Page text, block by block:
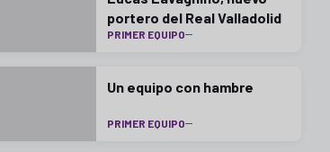
portero del Real Valladolid
PRIMER EQUIPO
Un equipo con hambre
PRIMER EQUIPO